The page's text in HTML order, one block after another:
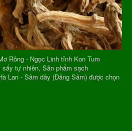
Rông - Ngọc Linh tỉnh Kon Tum
tự nhiên, Sản phẩm sạch
Lan - Sâm dây (Đảng Sâm) được chọn